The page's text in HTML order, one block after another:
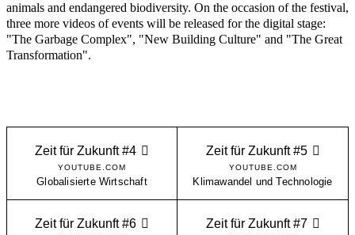
animals and endangered biodiversity. On the occasion of the festival,
three more videos of events will be released for the digital stage:
"The Garbage Complex", "New Building Culture" and "The Great
Transformation".
Zeit für Zukunft #4
YOUTUBE.COM
Globalisierte Wirtschaft
Zeit für Zukunft #5
YOUTUBE.COM
Klimawandel und Technologie
Zeit für Zukunft #6 Zeit für Zukunft #7